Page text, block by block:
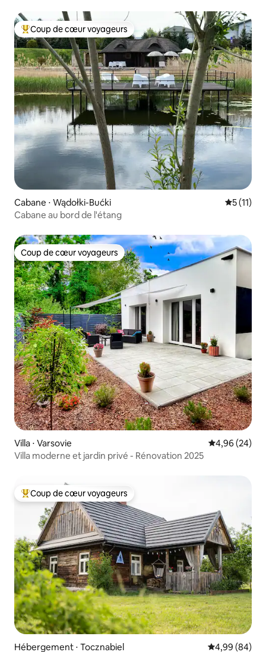
Coups de cœur voyageurs les plus appréciés
Coup de cœur voyageurs
Cabane ⋅ Wądołki-Bućki
5 (11)
Cabane au bord de l'étang
Coup de cœur voyageurs
Coup de cœur voyageurs
Villa ⋅ Varsovie Évaluation
4,96 (24)
Villa moderne et jardin privé - Rénovation 2025
Coups de cœur voyageurs les plus appréciés
Coup de cœur voyageurs
Hébergement ⋅ Tocznabiel Évaluation
4,99 (84)